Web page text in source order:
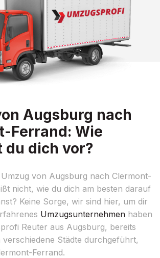
Augsburg nach
Ferrand: Wie
du dich vor?
von Augsburg nach Clermont-
nicht, wie du dich am besten darauf
Keine Sorge, wir sind hier, um dir
Umzugsunternehmen haben
Reuter aus Augsburg, bereits
verschiedene Städte durchgeführt,
Ferrand.